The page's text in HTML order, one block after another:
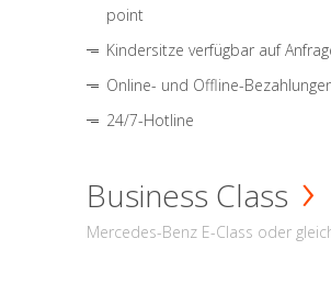
point
Kindersitze verfügbar auf
Online- und Offline-
24/7-Hotline
Business Class
Mercedes-Benz E-Class oder